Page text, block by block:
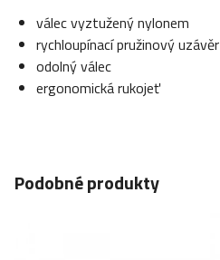
válec vyztužený nylonem
rychloupínací pružinový uzávěr
odolný válec
ergonomická rukojeť
Podobné produkty